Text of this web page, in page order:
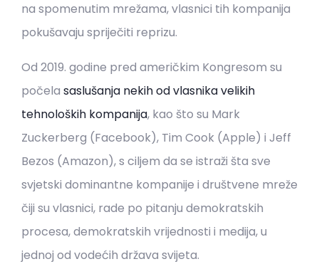
na spomenutim mrežama, vlasnici tih kompanija
pokušavaju spriječiti reprizu.
Od 2019. godine pred američkim Kongresom su
počela saslušanja nekih od vlasnika velikih
tehnoloških kompanija, kao što su Mark
Zuckerberg (Facebook), Tim Cook (Apple) i Jeff
Bezos (Amazon), s ciljem da se istraži šta sve
svjetski dominantne kompanije i društvene mreže
čiji su vlasnici, rade po pitanju demokratskih
procesa, demokratskih vrijednosti i medija, u
jednoj od vodećih država svijeta.